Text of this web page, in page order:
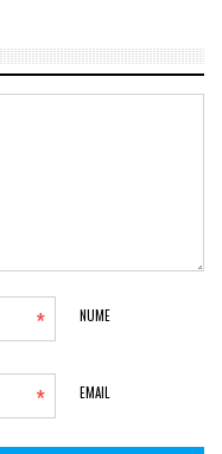
NUME
*
EMAIL
*